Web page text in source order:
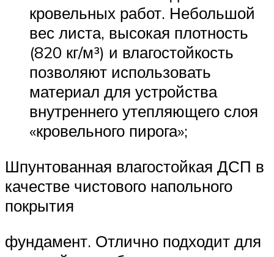
кровельных работ. Небольшой
вес листа, высокая плотность
(820 кг/м³) и влагостойкость
позволяют использовать
материал для устройства
внутреннего утепляющего слоя
«кровельного пирога»;
Шпунтованная влагостойкая ДСП в
качестве чистового напольного
покрытия
фундамент. Отлично подходит для